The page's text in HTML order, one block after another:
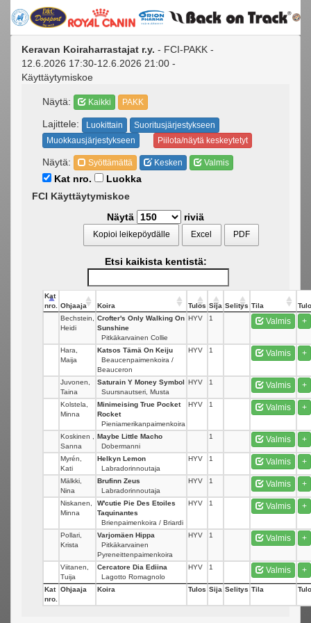
Keravan Koiraharrastajat r.y. - FCI-PAKK -
12.6.2026 17:30-12.6.2026 21:00 -
Käyttäytymiskoe
Näytä: Kaikki PAKK
Lajittele: Luokittain
Suoritusjärjestykseen
Muokkausjärjestykseen
Piilota/näytä keskeytetyt
Näytä: Syöttämättä Kesken Valmis
Kat nro.
Luokka
FCI Käyttäytymiskoe
Näytä
riviä
Kopioi leikepöydälle Excel PDF
Etsi kaikista kentistä:
Kat
nro.
Ohjaaja Koira Tulos Sija Selitys Tila
Bechstein,
Heidi
Crofter's Only Walking On
Sunshine
Pitkäkarvainen Collie
HYV 1 Valmis +
Hara,
Maija
Katsos Tämä On Keiju
Beaucenpaimenkoira /
Beauceron
HYV 1 Valmis +
Juvonen,
Taina
Saturain Y Money Symbol
Suursnautseri, Musta
HYV 1 Valmis +
Kolstela,
Minna
Minimeising True Pocket
Rocket
Pieniamerikanpaimenkoira
HYV 1 Valmis +
Koskinen ,
Sanna
Maybe Little Macho
Dobermanni
1 Valmis +
Myrén,
Kati
Helkyn Lemon
Labradorinnoutaja
HYV 1 Valmis +
Mälkki,
Nina
Brufinn Zeus
Labradorinnoutaja
HYV 1 Valmis +
Niskanen,
Minna
W'cutie Pie Des Etoiles
Taquinantes
Brienpaimenkoira / Briardi
HYV 1 Valmis +
Pollari,
Krista
Varjomäen Hippa
Pitkäkarvainen
Pyreneittenpaimenkoira
HYV 1 Valmis +
Viitanen,
Tuija
Cercatore Dia Ediina
Lagotto Romagnolo
HYV 1 Valmis +
Kat
nro.
Ohjaaja Koira Tulos Sija Selitys Tila